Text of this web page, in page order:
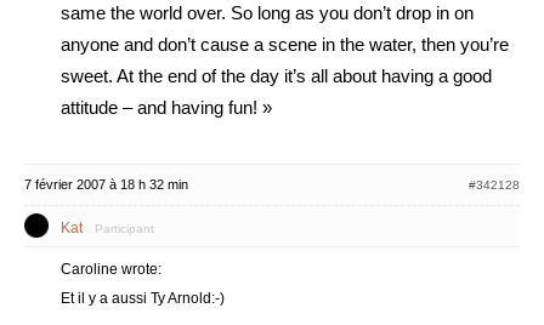
same the world over. So long as you don’t drop in on
anyone and don’t cause a scene in the water, then you’re
sweet. At the end of the day it’s all about having a good
attitude – and having fun! »
7 février 2007 à 18 h 32 min #342128
Kat Participant
Caroline wrote:
Et il y a aussi Ty Arnold:-)